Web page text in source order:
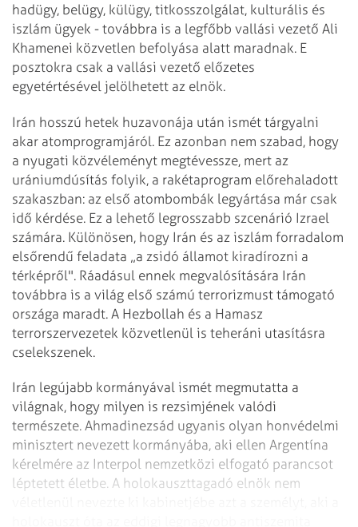
hadügy, belügy, külügy, titkosszolgálat, kulturális és
iszlám ügyek - továbbra is a legfőbb vallási vezető Ali
Khamenei közvetlen befolyása alatt maradnak. E
posztokra csak a vallási vezető előzetes
egyetértésével jelölhetett az elnök.
Irán hosszú hetek huzavonája után ismét tárgyalni
akar atomprogramjáról. Ez azonban nem szabad, hogy
a nyugati közvéleményt megtévessze, mert az
urániumdúsítás folyik, a rakétaprogram előrehaladott
szakaszban: az első atombombák legyártása már csak
idő kérdése. Ez a lehető legrosszabb szcenárió Izrael
számára. Különösen, hogy Irán és az iszlám forradalom
elsőrendű feladata „a zsidó államot kiradírozni a
térképről". Ráadásul ennek megvalósítására Irán
továbbra is a világ első számú terrorizmust támogató
országa maradt. A Hezbollah és a Hamasz
terrorszervezetek közvetlenül is teheráni utasításra
cselekszenek.
Irán legújabb kormányával ismét megmutatta a
világnak, hogy milyen is rezsimjének valódi
természete. Ahmadinezsád ugyanis olyan honvédelmi
minisztert nevezett kormányába, aki ellen Argentína
kérelmére az Interpol nemzetközi elfogató parancsot
léptetett életbe. A holokauszttagadó elnök nem